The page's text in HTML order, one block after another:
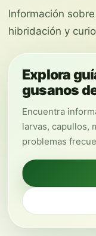
Información
hibridación y
Explora
gusanos
Encuentra
larvas, capullos,
problemas